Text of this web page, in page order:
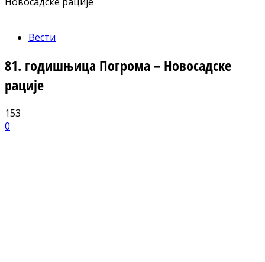
Вести
81. годишњица Погрома – Новосадске
рације
153
0